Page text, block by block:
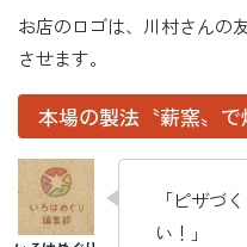
お店のロゴは、川村さんの
させます。
本場の製法〝薪窯〟
「ピザづ
い！」